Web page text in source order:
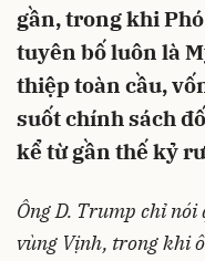
gần, trong khi
tuyên bố luôn là
thiệp toàn cầu,
suốt chính sách
kể từ gần thế kỷ
Ông D. Trump chỉ
vùng Vịnh, trong khi